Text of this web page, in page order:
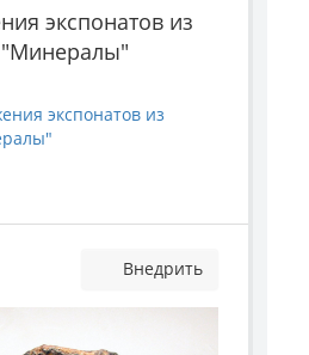
экспонатов из
экспонатов из
Внедрить